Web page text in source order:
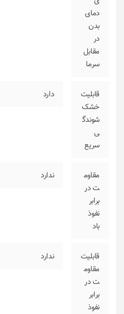
دمای
بدن
در
مقابل
سرما
قابلیت
خشک
شوندگ
ی
سریع
دارد
مقاوم
ت در
برابر
نفوذ
باد
ندارد
قابلیت
مقاوم
ت در
برابر
نفوذ
ندارد